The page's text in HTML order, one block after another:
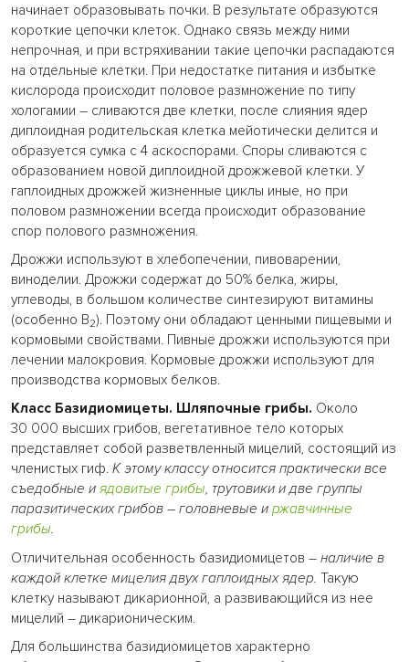
начинает образовывать почки. В результате образуются
короткие цепочки клеток. Однако связь между ними
непрочная, и при встряхивании такие цепочки распадаются
на отдельные клетки. При недостатке питания и избытке
кислорода происходит половое размножение по типу
хологамии – сливаются две клетки, после слияния ядер
диплоидная родительская клетка мейотически делится и
образуется сумка с 4 аскоспорами. Споры сливаются с
образованием новой диплоидной дрожжевой клетки. У
гаплоидных дрожжей жизненные циклы иные, но при
половом размножении всегда происходит образование
спор полового размножения.
Дрожжи используют в хлебопечении, пивоварении,
виноделии. Дрожжи содержат до 50% белка, жиры,
углеводы, в большом количестве синтезируют витамины
(особенно В2). Поэтому они обладают ценными пищевыми и
кормовыми свойствами. Пивные дрожжи используются при
лечении малокровия. Кормовые дрожжи используют для
производства кормовых белков.
Класс Базидиомицеты. Шляпочные грибы. Около
30 000 высших грибов, вегетативное тело которых
представляет собой разветвленный мицелий, состоящий из
членистых гиф. К этому классу относится практически все
съедобные и ядовитые грибы, трутовики и две группы
паразитических грибов – головневые и ржавчинные
грибы.
Отличительная особенность базидиомицетов – наличие в
каждой клетке мицелия двух гаплоидных ядер. Такую
клетку называют дикарионной, а развивающийся из нее
мицелий – дикарионическим.
Для большинства базидиомицетов характерно